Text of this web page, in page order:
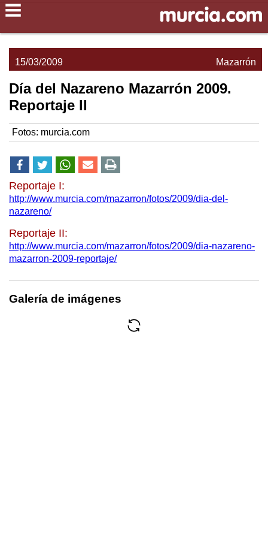
Mazarrón
15/03/2009
Día del Nazareno Mazarrón 2009.
Reportaje II
Fotos: murcia.com
Reportaje I:
http://www.murcia.com/mazarron/fotos/2009/dia-del-
nazareno/
Reportaje II:
http://www.murcia.com/mazarron/fotos/2009/dia-nazareno-
mazarron-2009-reportaje/
Galería de imágenes